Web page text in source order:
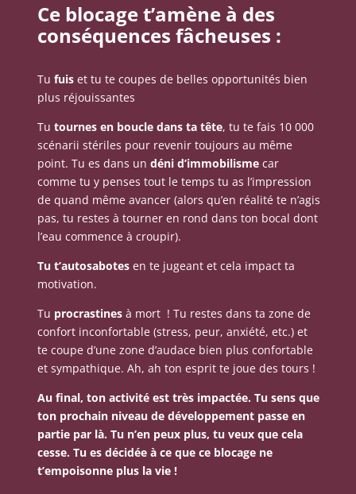
Ce blocage t’amène à des
conséquences fâcheuses :
Tu fuiset tu te coupes de belles opportunités bien
plus réjouissantes
Tu tournes en boucle dans ta tête, tu te fais 10 000
scénarii stériles pour revenir toujours au même
point. Tu es dans un déni d’immobilismecar
comme tu y penses tout le temps tu as l’impression
de quand même avancer (alors qu’en réalité te n’agis
pas, tu restes à tourner en rond dans ton bocal dont
l’eau commence à croupir).
Tu t’autosabotesen te jugeantet cela impact ta
motivation.
Tu procrastinesà mort ! Tu restes dans ta zone de
confort inconfortable (stress, peur, anxiété, etc.) et
te coupe d’une zone d’audace bien plus confortable
et sympathique. Ah, ah ton esprit te joue des tours !
Au final, ton activité est très impactée. Tu sens que
ton prochain niveau de développement passe en
partie par là. Tu n’en peux plus, tu veux que cela
cesse. Tu es décidée à ce que ce blocage ne
t’empoisonne plus la vie !